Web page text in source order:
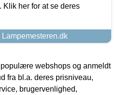
Klik her for at se deres
webshops og anmeldt
fra bl.a. deres prisniveau,
brugervenlighed,